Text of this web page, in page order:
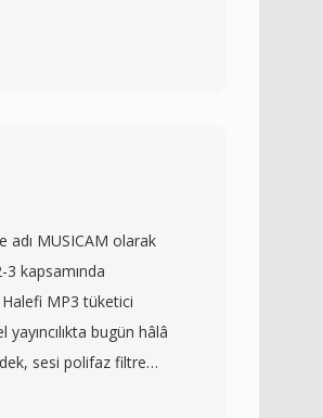
yönetimi
çekici bir özelliği, AVI
kolay olan basit
fazla ses akışını
barındırmaya
eski uygulamalardaki 2
veya gelişmiş
kısıtlamaları vardır.
adı MUSICAM olarak
kapsamında
Halefi MP3 tüketici
bugün hâlâ
sesi polifaz filtre
eşiklerini